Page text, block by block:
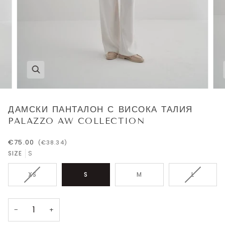
ДАМСКИ ПАНТАЛОН С ВИСОКА ТАЛИЯ
PALAZZO AW COLLECTION
€75.00 (€38.34)
SIZE S
XSВАРИАЦИЯТА
НЕ
Е
НАЛИЧНА
S M L
− +